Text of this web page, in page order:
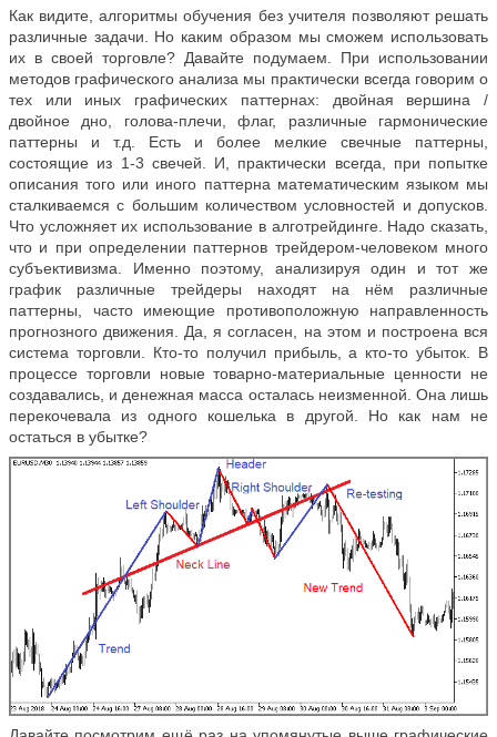
Как видите, алгоритмы обучения без учителя позволяют решать
различные задачи. Но каким образом мы сможем использовать
их в своей торговле? Давайте подумаем. При использовании
методов графического анализа мы практически всегда говорим о
тех или иных графических паттернах: двойная вершина /
двойное дно, голова-плечи, флаг, различные гармонические
паттерны и т.д. Есть и более мелкие свечные паттерны,
состоящие из 1-3 свечей. И, практически всегда, при попытке
описания того или иного паттерна математическим языком мы
сталкиваемся с большим количеством условностей и допусков.
Что усложняет их использование в алготрейдинге. Надо сказать,
что и при определении паттернов трейдером-человеком много
субъективизма. Именно поэтому, анализируя один и тот же
график различные трейдеры находят на нём различные
паттерны, часто имеющие противоположную направленность
прогнозного движения. Да, я согласен, на этом и построена вся
система торговли. Кто-то получил прибыль, а кто-то убыток. В
процессе торговли новые товарно-материальные ценности не
создавались, и денежная масса осталась неизменной. Она лишь
перекочевала из одного кошелька в другой. Но как нам не
остаться в убытке?